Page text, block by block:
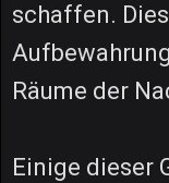
schaffen.
Räume der
Einige dieser